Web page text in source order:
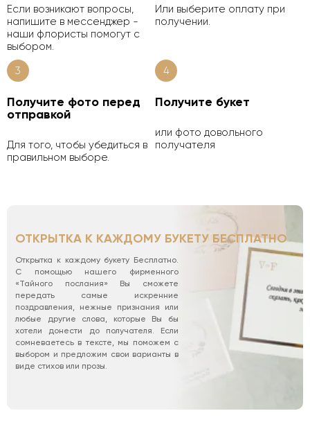
Если возникают вопросы,
напишите в мессенджер -
наши флористы помогут с
выбором.
Или выберите оплату при
получении.
3
Получите фото перед
отправкой
Для того, чтобы убедиться в
правильном выборе.
4
Получите букет
или фото довольного
получателя
ОТКРЫТКА К КАЖДОМУ БУКЕТУ БЕСПЛАТНО
Открытка к каждому букету Бесплатно.
С помощью нашего фирменного
«Тайного послания» Вы сможете
передать самые искренние
поздравления, нежные признания или
любые другие слова, которые Вы бы
хотели донести до получателя. Если
сомневаетесь в тексте, мы поможем с
выбором и предложим свои варианты в
виде стихов или прозы.